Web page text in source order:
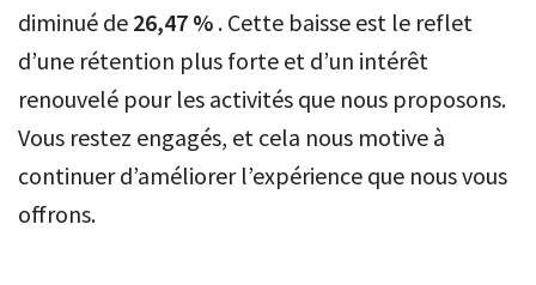
diminué de 26,47 % . Cette baisse est le reflet
d’une rétention plus forte et d’un intérêt
renouvelé pour les activités que nous proposons.
Vous restez engagés, et cela nous motive à
continuer d’améliorer l’expérience que nous vous
offrons.